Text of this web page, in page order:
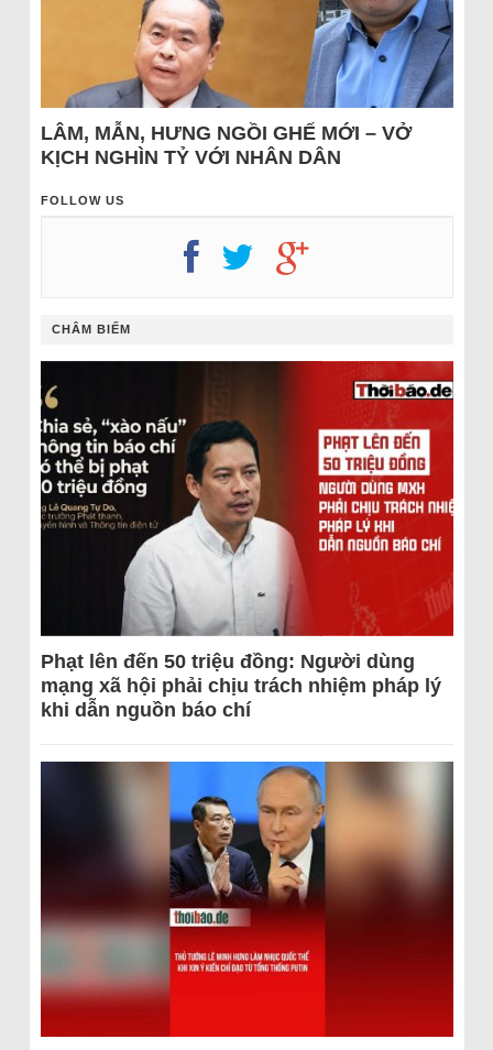
LÂM, MẪN, HƯNG NGỒI GHẾ MỚI – VỞ
KỊCH NGHÌN TỶ VỚI NHÂN DÂN
FOLLOW US
CHÂM BIẾM
Phạt lên đến 50 triệu đồng: Người dùng
mạng xã hội phải chịu trách nhiệm pháp lý
khi dẫn nguồn báo chí